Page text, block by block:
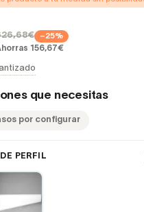
−25%
156,67€
que necesitas
por configurar
PERFIL